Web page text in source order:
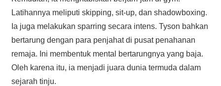
Latihannya meliputi skipping, sit-up, dan shadowboxing.
Ia juga melakukan sparring secara intens. Tyson bahkan
bertarung dengan para penjahat di pusat penahanan
remaja. Ini membentuk mental bertarungnya yang baja.
Oleh karena itu, ia menjadi juara dunia termuda dalam
sejarah tinju.